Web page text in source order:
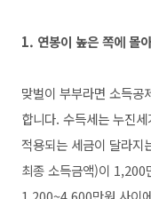
1. 연봉이 높은 쪽에 몰
맞벌이 부부라면 소득공
합니다. 수득세는 누진
적용되는 세금이 달라지
최종 소득금액)이 1,200